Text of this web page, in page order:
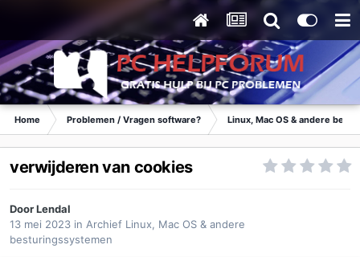
Home Problemen / Vragen software? Linux, Mac OS & andere
verwijderen van cookies
DoorLendal
13 mei 2023 in Archief Linux, Mac OS & andere
besturingssystemen